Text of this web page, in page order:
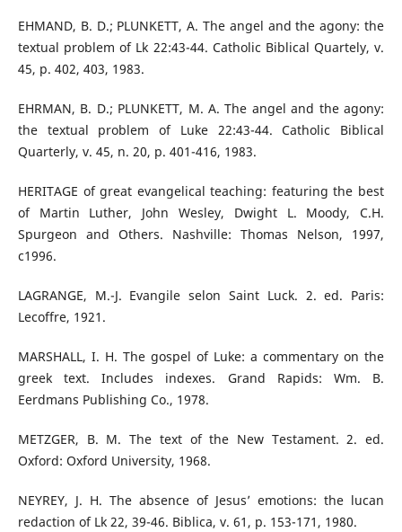
EHMAND, B. D.; PLUNKETT, A. The angel and the agony: the
textual problem of Lk 22:43-44. Catholic Biblical Quartely, v.
45, p. 402, 403, 1983.
EHRMAN, B. D.; PLUNKETT, M. A. The angel and the agony:
the textual problem of Luke 22:43-44. Catholic Biblical
Quarterly, v. 45, n. 20, p. 401-416, 1983.
HERITAGE of great evangelical teaching: featuring the best
of Martin Luther, John Wesley, Dwight L. Moody, C.H.
Spurgeon and Others. Nashville: Thomas Nelson, 1997,
c1996.
LAGRANGE, M.-J. Evangile selon Saint Luck. 2. ed. Paris:
Lecoffre, 1921.
MARSHALL, I. H. The gospel of Luke: a commentary on the
greek text. Includes indexes. Grand Rapids: Wm. B.
Eerdmans Publishing Co., 1978.
METZGER, B. M. The text of the New Testament. 2. ed.
Oxford: Oxford University, 1968.
NEYREY, J. H. The absence of Jesus’ emotions: the lucan
redaction of Lk 22, 39-46. Biblica, v. 61, p. 153-171, 1980.